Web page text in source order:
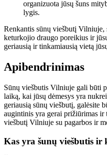
organizuota jūsų šuns
lygis.
Renkantis sūnų viešbutį Vilniuje,
keturkojio draugo poreikius ir
geriausią ir tinkamiausią vietą
Apibendrinimas
Sūnų viešbutis Vilniuje gali būti
laiką, kai jūsų dėmesys yra
geriausią sūnų viešbutį, galėsite
augintinis yra gerai prižiūrimas
viešbutį Vilniuje su pagarbos ir
Kas yra šunų viešbutis ir